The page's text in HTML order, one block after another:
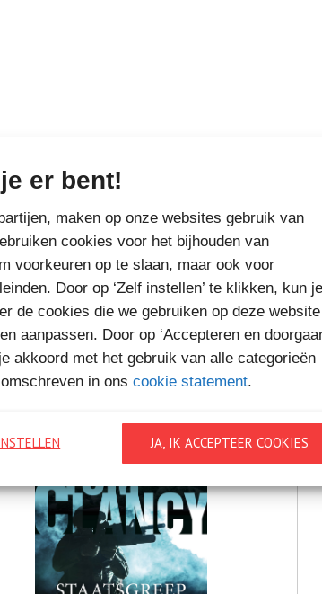
er bent!
maken op onze websites gebruik van
cookies voor het bijhouden van
voorkeuren op te slaan, maar ook voor
Door op ‘Zelf instellen’ te klikken, kun
de cookies die we gebruiken op deze website
aanpassen. Door op ‘Accepteren en
akkoord met het gebruik van alle categorieën
in ons cookie statement.
JA, IK ACCEPTEER COOKIES
BOEKEN VAN